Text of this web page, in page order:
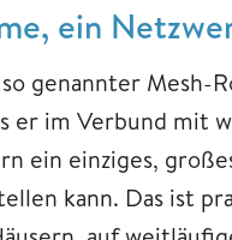
ein
genannter Mesh-
er im Verbund mit
ein einziges,
kann. Das ist